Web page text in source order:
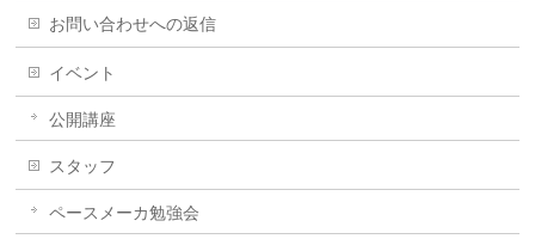
お問い合わせへの返信
イベント
公開講座
スタッフ
ペースメーカ勉強会